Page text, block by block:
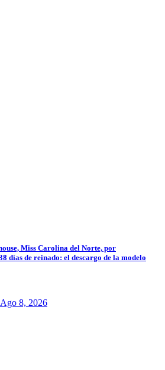
Miss Carolina del Norte, por
días de reinado: el descargo de la modelo
Ago 8, 2026